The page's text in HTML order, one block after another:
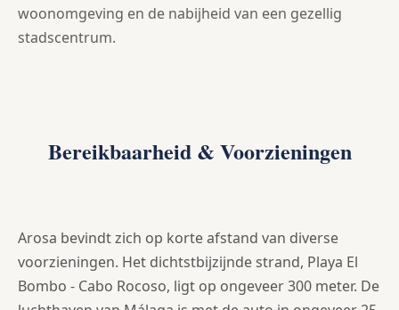
woonomgeving en de nabijheid van een gezellig
stadscentrum.
Bereikbaarheid & Voorzieningen
Arosa bevindt zich op korte afstand van diverse
voorzieningen. Het dichtstbijzijnde strand, Playa El
Bombo - Cabo Rocoso, ligt op ongeveer 300 meter. De